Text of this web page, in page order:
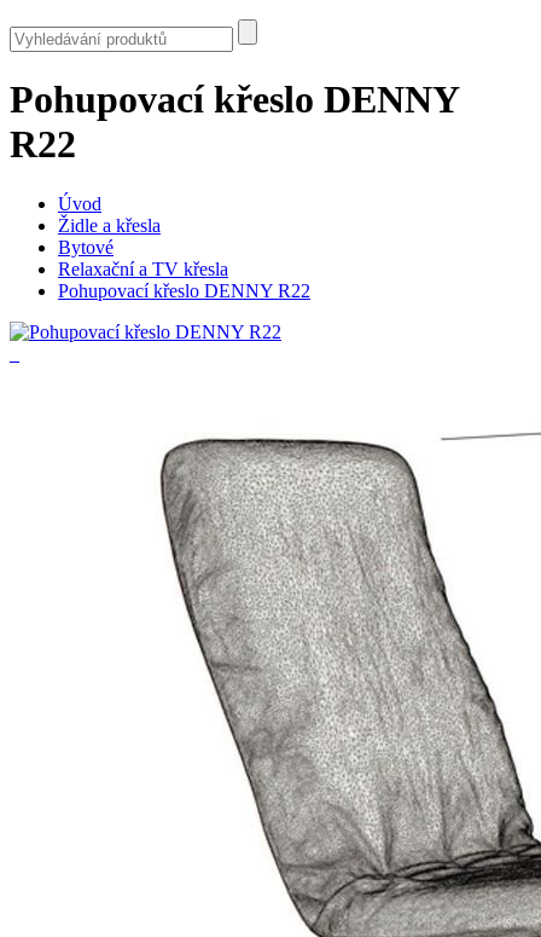
Pohupovací křeslo DENNY
R22
Úvod
Židle a křesla
Bytové
Relaxační a TV křesla
Pohupovací křeslo DENNY R22